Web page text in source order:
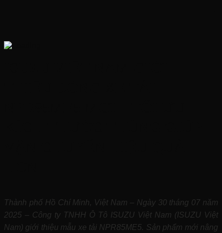
Thành phố Hồ Chí Minh, Việt Nam – Ngày 30 tháng 07 năm
2025 – Công ty TNHH Ô Tô ISUZU Việt Nam (ISUZU Việt
Nam) giới thiệu mẫu xe tải NPR85ME5. Sản phẩm mới nâng